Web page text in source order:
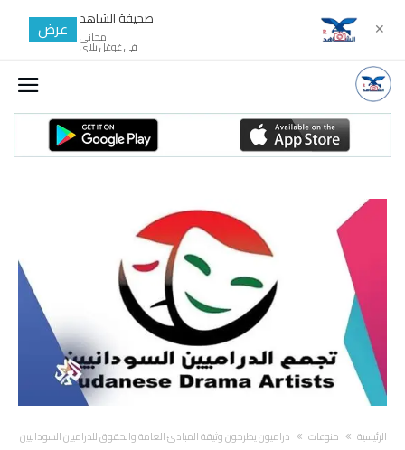
‫الرئيسية‬ منوعات دراميون يطرحون وثيقة المبادئ العامة والحقوق للدراميين السودانيين
✕ صحيفة الشاهد
مجانى
في غوغل بلاي
عرض